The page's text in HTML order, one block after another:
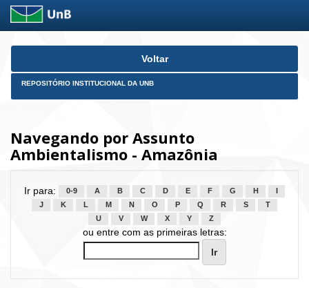
Skip
Voltar
REPOSITÓRIO INSTITUCIONAL DA UNB
Navegando por Assunto
Ambientalismo - Amazônia
Ir para: 0-9 A B C D E F G H
J
K L M N O P Q R S
T
U
V W X Y Z
ou entre com as primeiras letras: